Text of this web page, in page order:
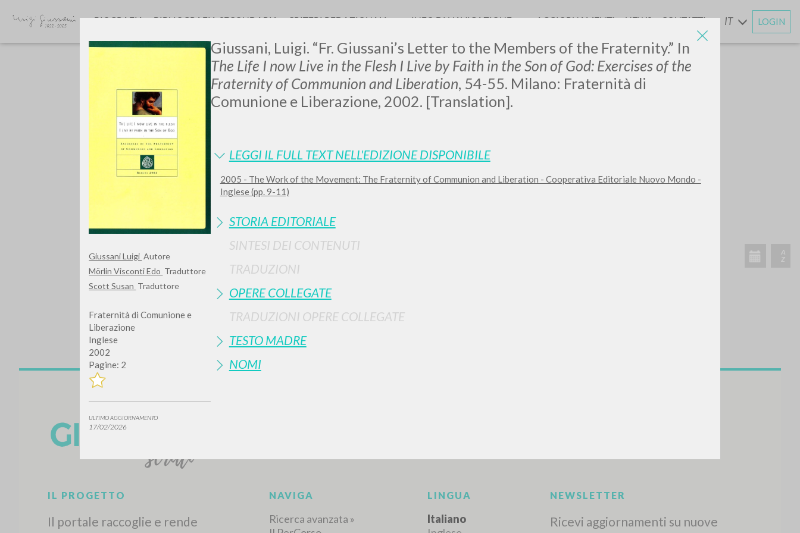
Giussani Luigi Autore
Mörlin Visconti Edo Traduttore
Scott Susan Traduttore
Fraternità di Comunione e
Liberazione
Inglese
2002
Pagine: 2
ULTIMO AGGIORNAMENTO
17/02/2026
Giussani, Luigi. “Fr. Giussani’s Letter to the Members of the Fraternity.” In
The Life I now Live in the Flesh I Live by Faith in the Son of God: Exercises of the
Fraternity of Communion and Liberation, 54-55. Milano: Fraternità di
Comunione e Liberazione, 2002. [Translation].
LEGGI IL FULL TEXT NELL'EDIZIONE DISPONIBILE
2005 - The Work of the Movement: The Fraternity of Communion and Liberation - Cooperativa Editoriale Nuovo Mondo -
Inglese (pp. 9-11)
STORIA EDITORIALE
SINTESI DEI CONTENUTI
TRADUZIONI
OPERE COLLEGATE
TRADUZIONI OPERE COLLEGATE
TESTO MADRE
NOMI
LUIGI
GIUSSANI
scritti
BIOGRAFIA BIBLIOGRAFIA SECONDARIA CRITERI REDAZIONALI INFO DI NAVIGAZIONE AGGIORNAMENTIENEWS CONTATTI IT LOGIN
TIPOLOGIA OPERA